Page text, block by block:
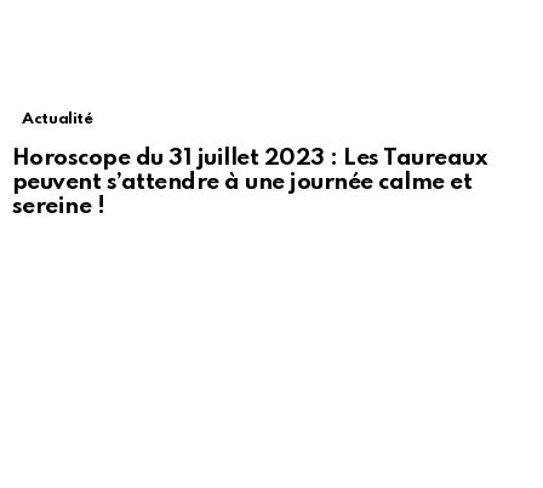
Actualité
Horoscope du 31 juillet 2023 : Les Taureaux
peuvent s’attendre à une journée calme et
sereine !